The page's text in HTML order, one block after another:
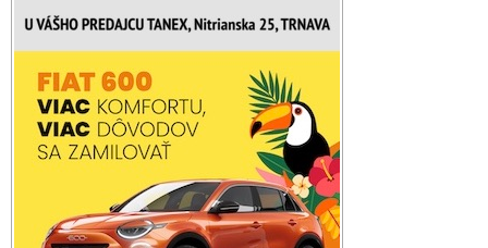
Športový areál Fortuna na sídlisku Prednádražie čaká
budúcnosti modernizácia.
Súkromnú spoločnosť s rovnomenným názvom
januári noví majitelia. Ich cieľom je vytvoriť na
lepšie a príjemnejšie miesto pre obyvateľov mesta a
Svoje ciele v areáli uprostred sídliska plánujú realizovať
v tomto a budúcom roku. Investície do areálu,
spoločnosť Fortuna vo výpožičke od mesta, majú
približne 100-tisíc eur.